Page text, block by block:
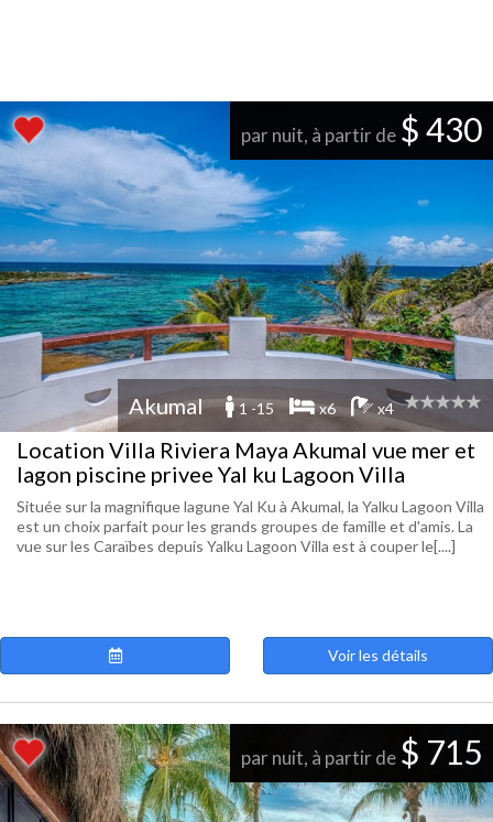
par nuit, à partir de $ 430
Akumal 1 -15 x6 x4
Location Villa Riviera Maya Akumal vue mer et
lagon piscine privee Yal ku Lagoon Villa
Située sur la magnifique lagune Yal Ku à Akumal, la Yalku Lagoon Villa
est un choix parfait pour les grands groupes de famille et d'amis. La
vue sur les Caraïbes depuis Yalku Lagoon Villa est à couper le[....]
Voir les détails
par nuit, à partir de $ 715